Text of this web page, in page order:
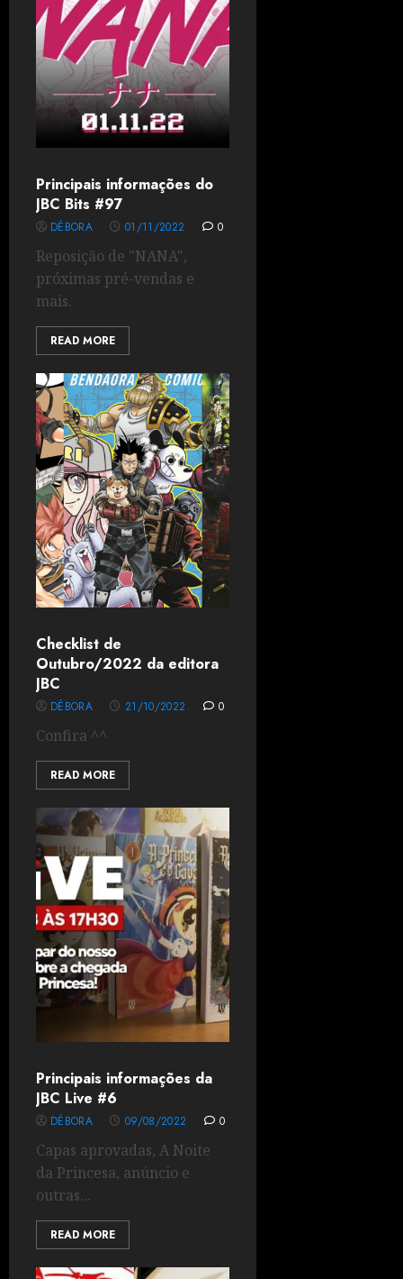
Principais informações do
JBC Bits #97
DÉBORA 01/11/2022 0
Reposição de "NANA",
próximas pré-vendas e
mais.
READ MORE
Checklist de
Outubro/2022 da editora
JBC
DÉBORA 21/10/2022 0
Confira ^^
READ MORE
Principais informações da
JBC Live #6
DÉBORA 09/08/2022 0
Capas aprovadas, A Noite
da Princesa, anúncio e
outras...
READ MORE